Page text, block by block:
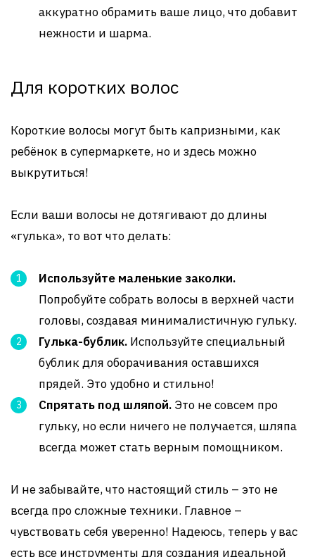
аккуратно обрамить ваше лицо, что добавит
нежности и шарма.
Для коротких волос
Короткие волосы могут быть капризными, как
ребёнок в супермаркете, но и здесь можно
выкрутиться!
Если ваши волосы не дотягивают до длины
«гулька», то вот что делать:
Используйте маленькие заколки.
Попробуйте собрать волосы в верхней части
головы, создавая минималистичную гульку.
Гулька-бублик. Используйте специальный
бублик для оборачивания оставшихся
прядей. Это удобно и стильно!
Спрятать под шляпой. Это не совсем про
гульку, но если ничего не получается, шляпа
всегда может стать верным помощником.
И не забывайте, что настоящий стиль – это не
всегда про сложные техники. Главное –
чувствовать себя уверенно! Надеюсь, теперь у вас
есть все инструменты для создания идеальной